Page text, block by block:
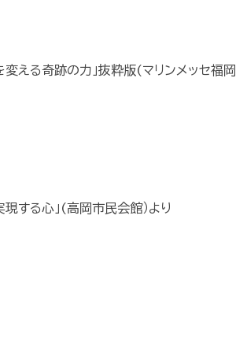
る奇跡の力」抜粋版(マリンメッセ福岡
する心」(高岡市民会館）より